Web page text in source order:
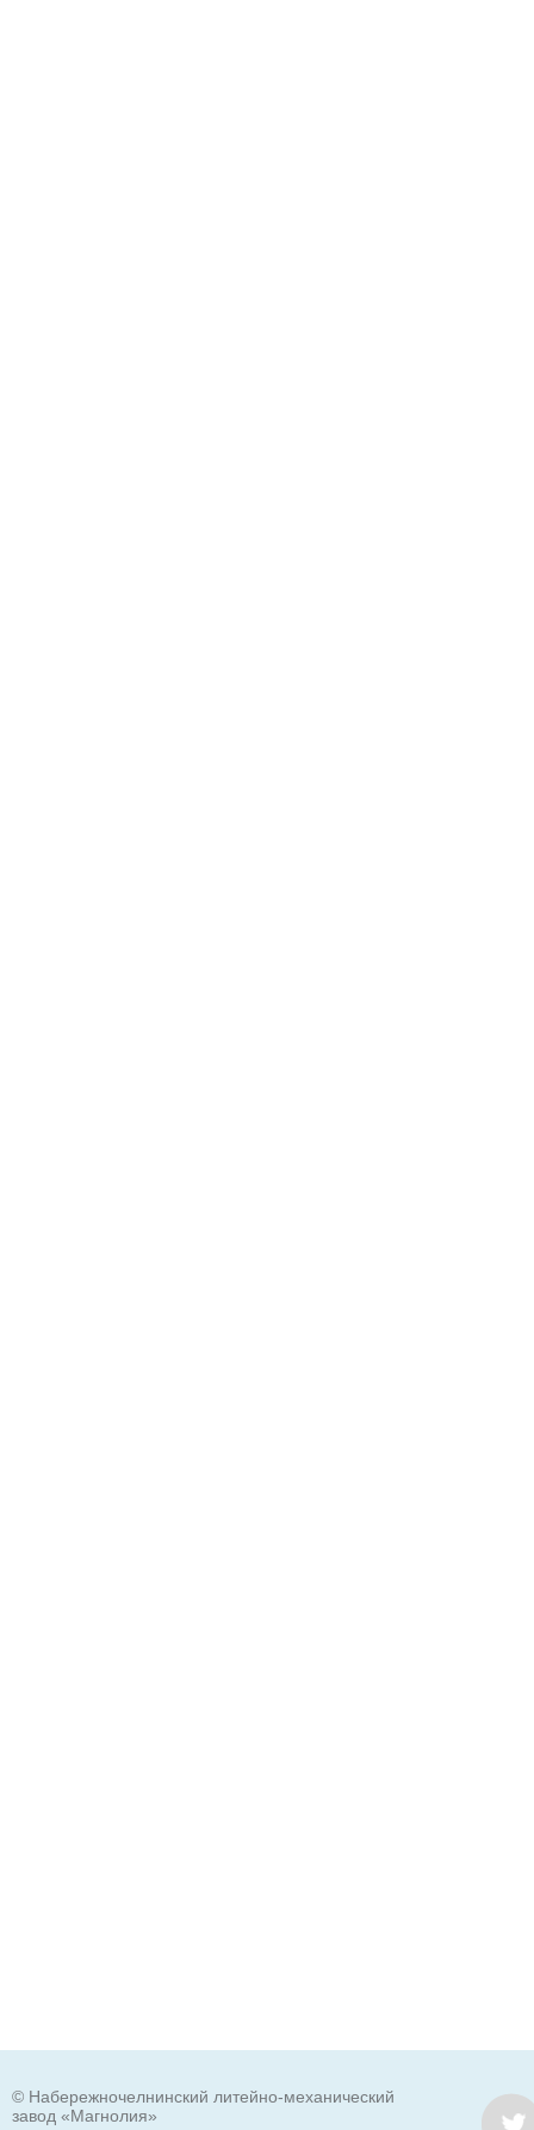
© Набережночелнинский литейно-механический
завод «Магнолия»